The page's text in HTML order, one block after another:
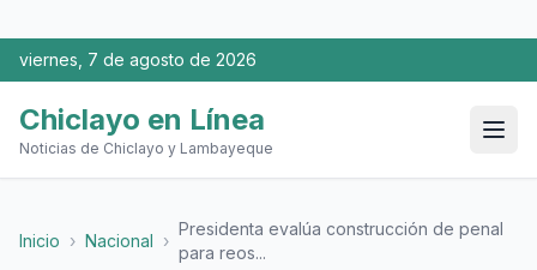
viernes, 7 de agosto de 2026
Chiclayo en Línea
Noticias de Chiclayo y Lambayeque
Inicio › Nacional ›
Presidenta evalúa construcción de penal
para reos...